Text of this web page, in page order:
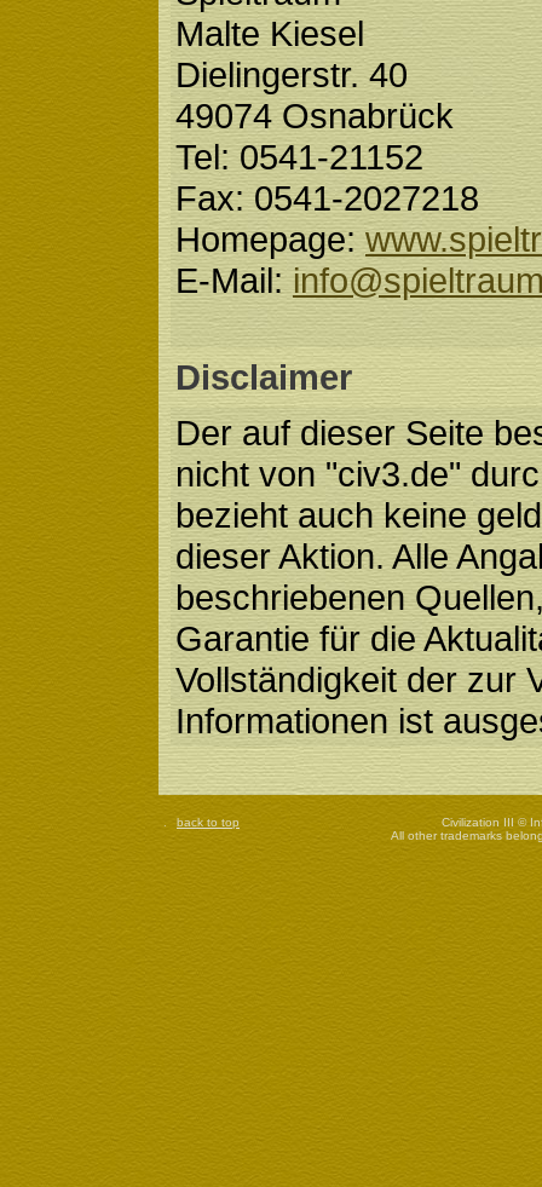
Malte Kiesel
Dielingerstr. 40
49074 Osnabrück
Tel: 0541-21152
Fax: 0541-2027218
Homepage:
E-Mail:
Disclaimer
Der auf dieser Seite
nicht von "civ3.de"
bezieht auch keine
dieser Aktion. Alle
beschriebenen
Garantie für die
Vollständigkeit der zur
Informationen ist
back to top
Civilization III ©
All other trademarks